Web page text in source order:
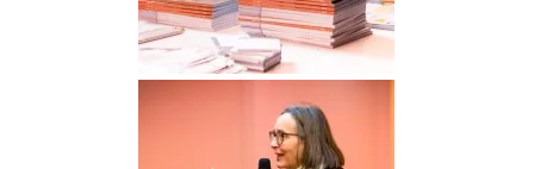
DGGO_23_335